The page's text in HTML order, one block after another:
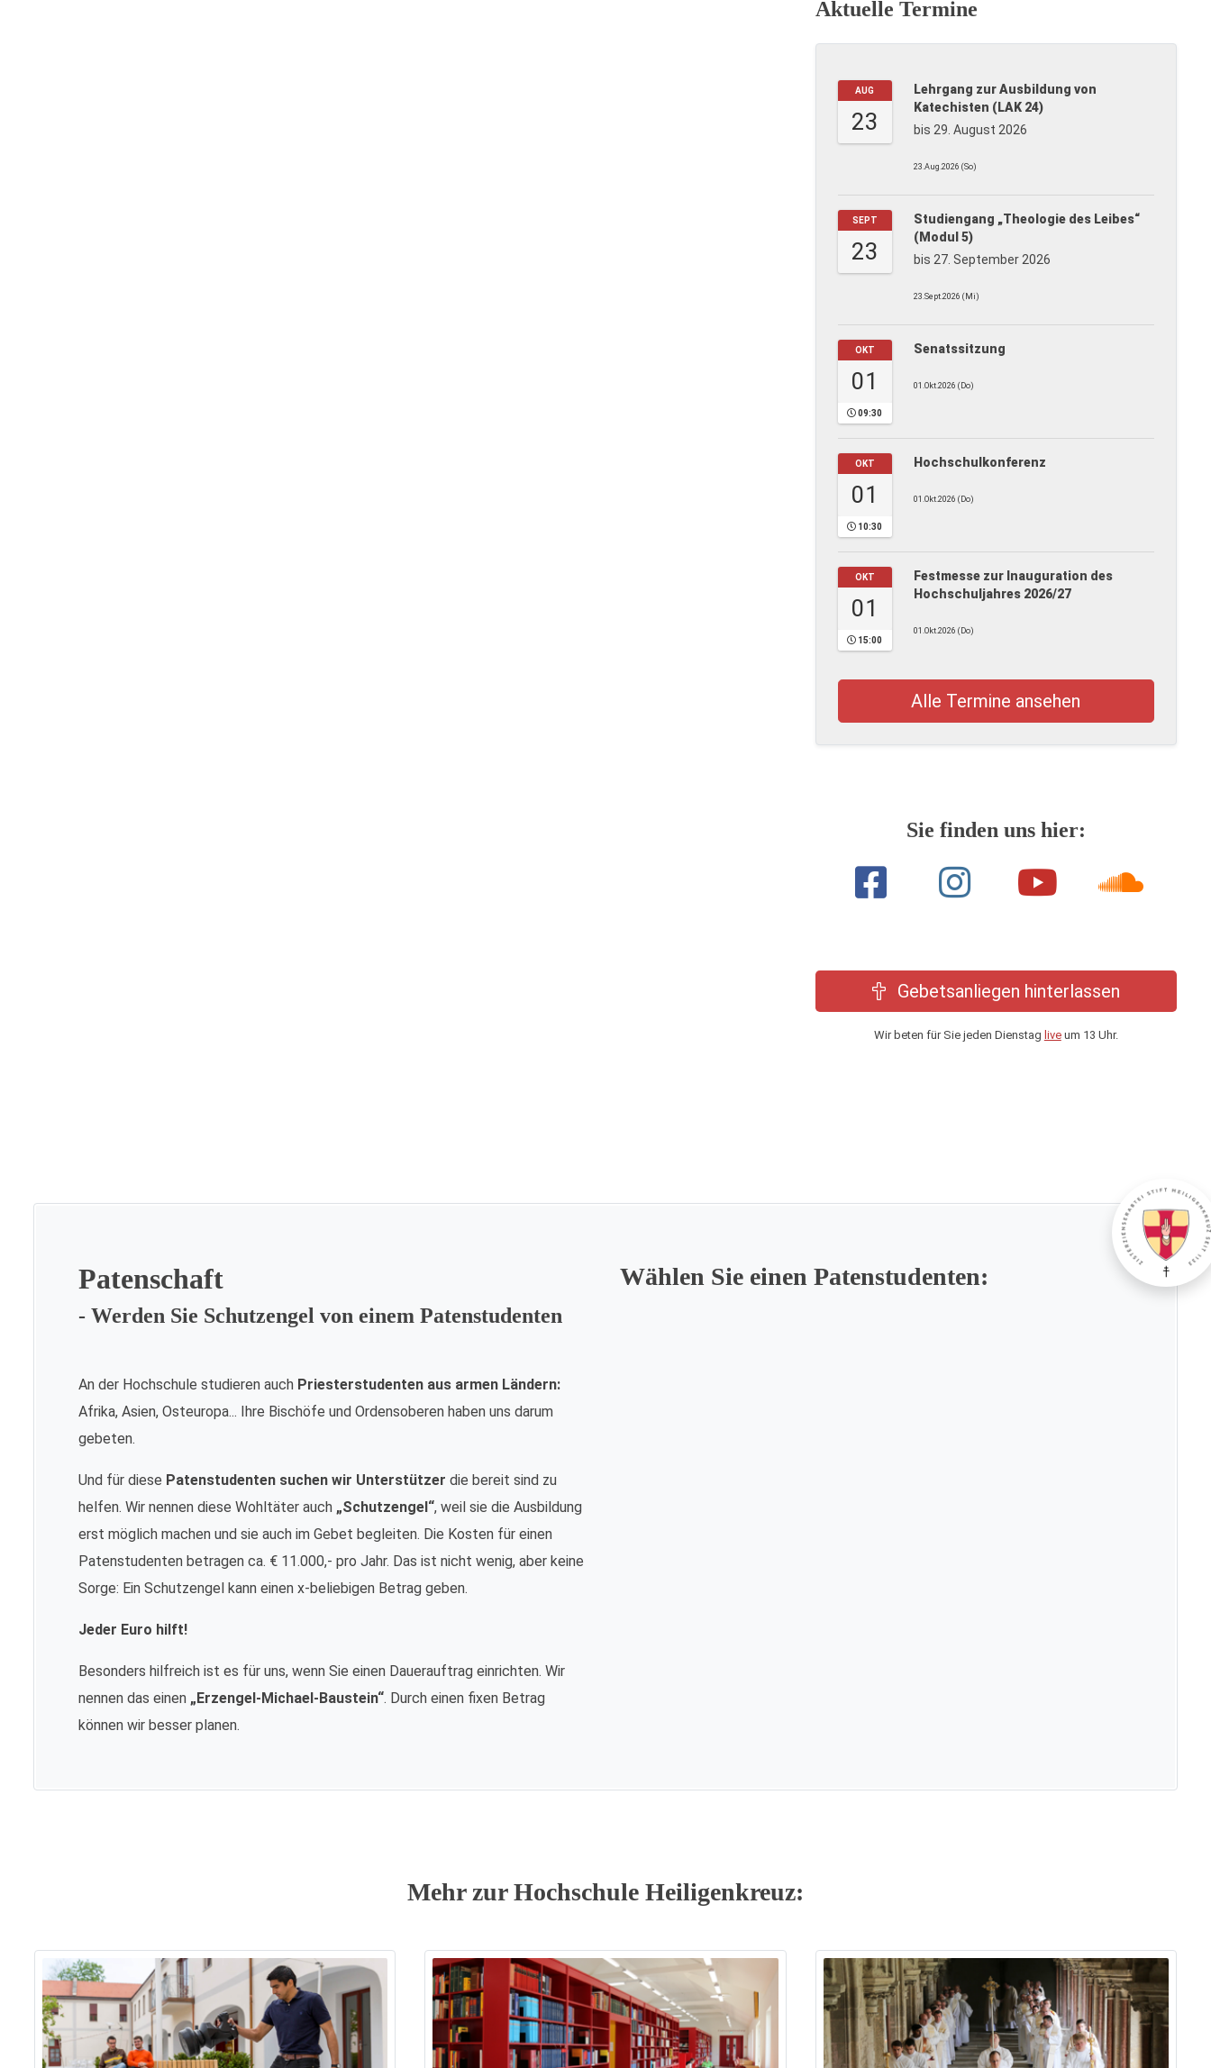
Aktuelle Termine
AUG
23
Lehrgang zur Ausbildung von
Katechisten (LAK 24)
bis 29. August 2026
23.Aug.2026 (So)
SEPT
23
Studiengang „Theologie des Leibes“
(Modul 5)
bis 27. September 2026
23.Sept.2026 (Mi)
OKT
01
09:30
Senatssitzung
01.Okt.2026 (Do)
OKT
01
10:30
Hochschulkonferenz
01.Okt.2026 (Do)
OKT
01
15:00
Festmesse zur Inauguration des
Hochschuljahres 2026/27
01.Okt.2026 (Do)
Alle Termine ansehen
Sie finden uns hier:
Gebetsanliegen hinterlassen
Wir beten für Sie jeden Dienstag liveum 13 Uhr.
Patenschaft
- Werden Sie Schutzengel von einem Patenstudenten
An der Hochschule studieren auch Priesterstudenten aus armen Ländern:
Afrika, Asien, Osteuropa... Ihre Bischöfe und Ordensoberen haben uns darum
gebeten.
Und für diese Patenstudenten suchen wir Unterstützer die bereit sind zu
helfen. Wir nennen diese Wohltäter auch „Schutzengel“, weil sie die Ausbildung
erst möglich machen und sie auch im Gebet begleiten. Die Kosten für einen
Patenstudenten betragen ca. € 11.000,- pro Jahr. Das ist nicht wenig, aber keine
Sorge: Ein Schutzengel kann einen x-beliebigen Betrag geben.
Jeder Euro hilft!
Besonders hilfreich ist es für uns, wenn Sie einen Dauerauftrag einrichten. Wir
nennen das einen „Erzengel-Michael-Baustein“. Durch einen fixen Betrag
können wir besser planen.
Wählen Sie einen Patenstudenten:
Mehr zur Hochschule Heiligenkreuz: